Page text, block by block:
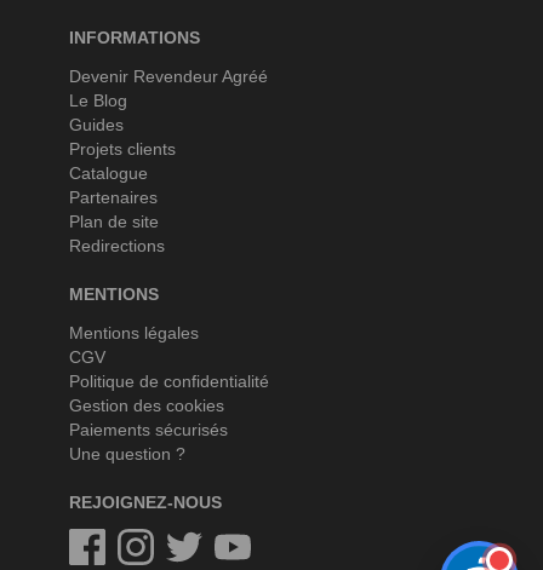
INFORMATIONS
Devenir Revendeur Agréé
Le Blog
Guides
Projets clients
Catalogue
Partenaires
Plan de site
Redirections
MENTIONS
Mentions légales
CGV
Politique de confidentialité
Gestion des cookies
Paiements sécurisés
Une question ?
REJOIGNEZ-NOUS
FacebookInstagramTwitterTwitter